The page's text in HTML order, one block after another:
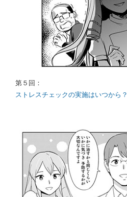
第５回：
ストレスチェックの実施はいつから？